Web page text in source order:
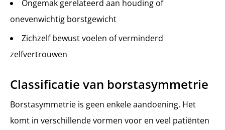
Ongemak gerelateerd aan houding of
onevenwichtig borstgewicht
Zichzelf bewust voelen of verminderd
zelfvertrouwen
Classificatie van borstasymmetrie
Borstasymmetrie is geen enkele aandoening. Het
komt in verschillende vormen voor en veel patiënten